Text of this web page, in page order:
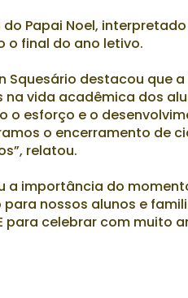
Papai Noel,
o final do ano letivo.
destacou que
vida acadêmica dos
esforço e o
o encerramento de
relatou.
a importância do
nossos alunos e
celebrar com muito